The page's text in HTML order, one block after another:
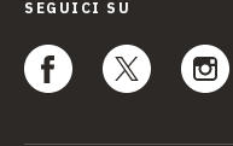
SEGUICI SU